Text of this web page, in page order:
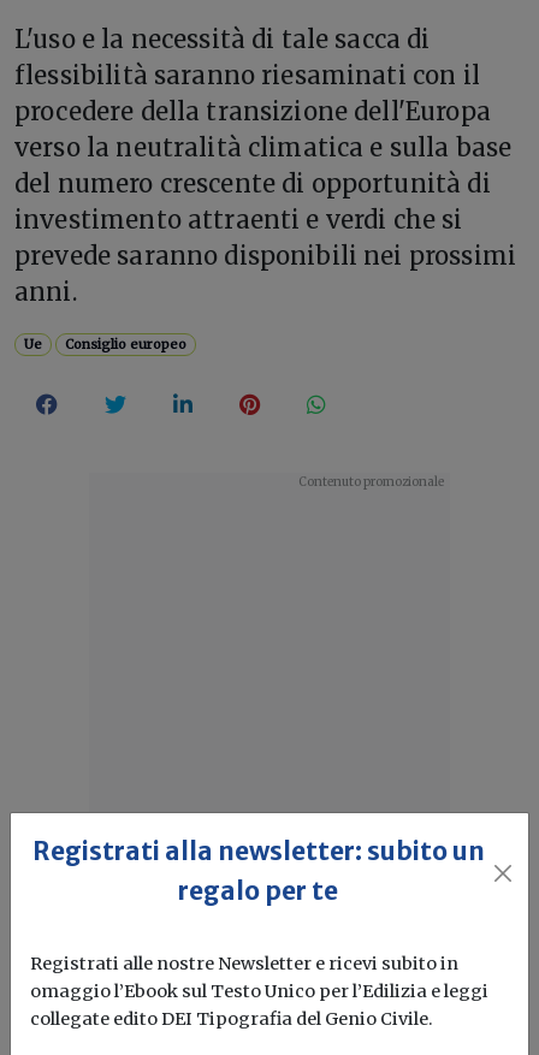
L'uso e la necessità di tale sacca di
flessibilità saranno riesaminati con il
procedere della transizione dell'Europa
verso la neutralità climatica e sulla base
del numero crescente di opportunità di
investimento attraenti e verdi che si
prevede saranno disponibili nei prossimi
anni.
Ue Consiglio europeo
Idrogeno verde, una soluzione per
l'energia del futuro. Ma oggi è ancora
L'obiettivo crescita sostenibile è raggiungibile
attraverso l'utilizzo dell'idrogeno verde. Ma al
momento...Leggi
Registrati alla newsletter: subito un
regalo per te
Registrati alle nostre Newsletter e ricevi subito in
omaggio l’Ebook sul Testo Unico per l’Edilizia e leggi
collegate edito DEI Tipografia del Genio Civile.